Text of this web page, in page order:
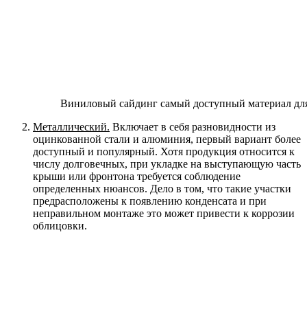
Виниловый сайдинг самый доступный материал
Металлический. Включает в себя разновидности из
оцинкованной стали и алюминия, первый вариант более
доступный и популярный. Хотя продукция относится к
числу долговечных, при укладке на выступающую часть
крыши или фронтона требуется соблюдение
определенных нюансов. Дело в том, что такие участки
предрасположены к появлению конденсата и при
неправильном монтаже это может привести к коррозии
облицовки.